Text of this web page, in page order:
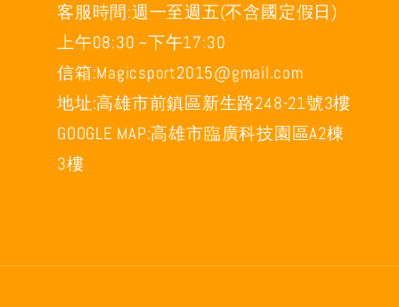
客服時間:週一至週五(不含國定假日)
上午08:30 ~下午17:30
信箱:Magicsport2015@gmail.com
地址:高雄市前鎮區新生路248-21號3樓
GOOGLE MAP:高雄市臨廣科技園區A2棟
3樓